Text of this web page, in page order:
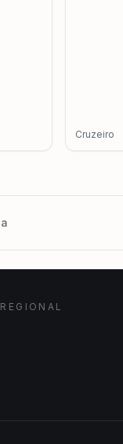
Cruzeiro